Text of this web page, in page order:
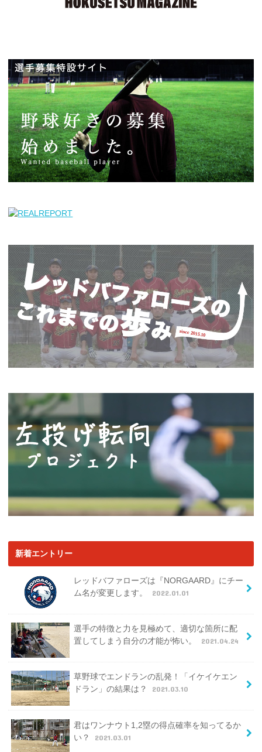
新着エントリー
レッドバファローズは『NORGAARD』にチー
ム名が変更します。
2022.01.01
選手の特徴と力を見極めて、適切な箇所に配
置してしまう自分の才能が怖い。
2021.04.24
草野球でエンドランの乱発！「イケイケエン
ドラン」の結果は？
2021.03.10
君はワンナウト1,2塁の得点確率を知ってるか
い？
2021.03.01